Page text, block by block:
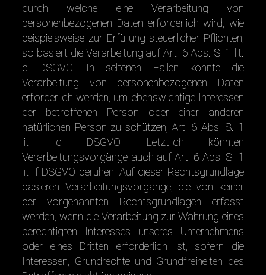
durch welche eine Verarbeitung von
personenbezogenen Daten erforderlich wird, wie
beispielsweise zur Erfüllung steuerlicher Pflichten,
so basiert die Verarbeitung auf Art. 6 Abs. S. 1 lit.
c DSGVO. In seltenen Fällen könnte die
Verarbeitung von personenbezogenen Daten
erforderlich werden, um lebenswichtige Interessen
der betroffenen Person oder einer anderen
natürlichen Person zu schützen, Art. 6 Abs. S. 1
lit. d DSGVO. Letztlich könnten
Verarbeitungsvorgänge auch auf Art. 6 Abs. S. 1
lit. f DSGVO beruhen. Auf dieser Rechtsgrundlage
basieren Verarbeitungsvorgänge, die von keiner
der vorgenannten Rechtsgrundlagen erfasst
werden, wenn die Verarbeitung zur Wahrung eines
berechtigten Interesses unseres Unternehmens
oder eines Dritten erforderlich ist, sofern die
Interessen, Grundrechte und Grundfreiheiten des